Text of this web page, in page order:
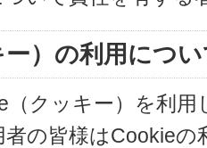
）の利用につ
（クッキー）を利
の皆様はCookie